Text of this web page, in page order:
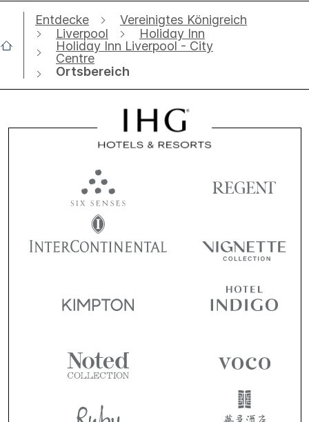
Entdecke
Vereinigtes Königreich
Liverpool
Holiday Inn
Holiday Inn Liverpool - City
Centre
Ortsbereich